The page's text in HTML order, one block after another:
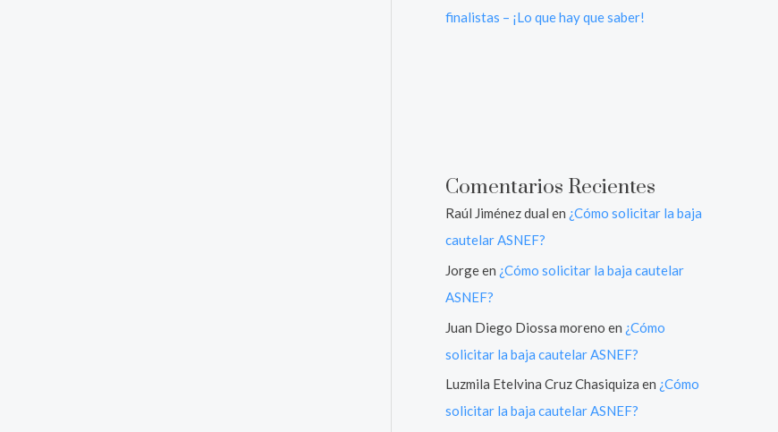
finalistas – ¡Lo que hay que saber!
Comentarios Recientes
Raúl Jiménez dual en ¿Cómo solicitar la baja
cautelar ASNEF?
Jorgeen ¿Cómo solicitar la baja cautelar
ASNEF?
Juan Diego Diossa moreno en ¿Cómo
solicitar la baja cautelar ASNEF?
Luzmila Etelvina Cruz Chasiquiza en ¿Cómo
solicitar la baja cautelar ASNEF?